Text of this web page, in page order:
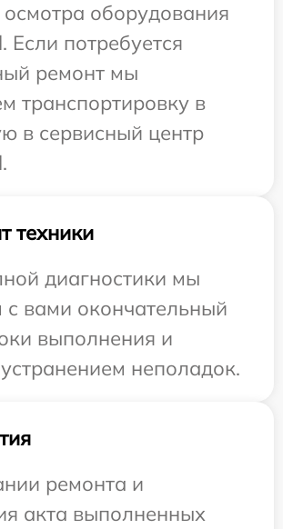
оборудования
Если потребуется
ремонт мы
транспортировку в
в сервисный центр
техники
диагностики мы
с вами окончательный
выполнения и
неполадок.
ремонта и
акта выполненных